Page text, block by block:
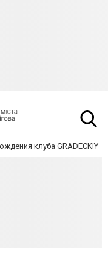
клуба GRADECKIY